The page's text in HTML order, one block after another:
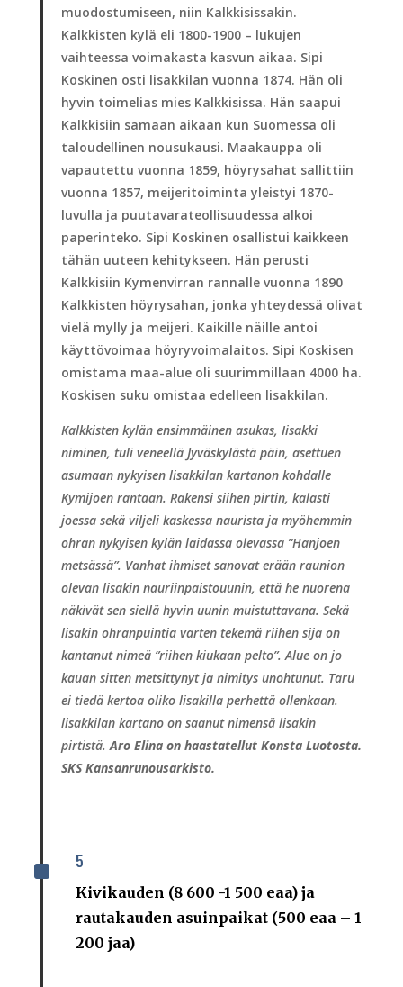
muodostumiseen, niin Kalkkisissakin.
Kalkkisten kylä eli 1800-1900 – lukujen
vaihteessa voimakasta kasvun aikaa. Sipi
Koskinen osti lisakkilan vuonna 1874. Hän oli
hyvin toimelias mies Kalkkisissa. Hän saapui
Kalkkisiin samaan aikaan kun Suomessa oli
taloudellinen nousukausi. Maakauppa oli
vapautettu vuonna 1859, höyrysahat sallittiin
vuonna 1857, meijeritoiminta yleistyi 1870-
luvulla ja puutavarateollisuudessa alkoi
paperinteko. Sipi Koskinen osallistui kaikkeen
tähän uuteen kehitykseen. Hän perusti
Kalkkisiin Kymenvirran rannalle vuonna 1890
Kalkkisten höyrysahan, jonka yhteydessä olivat
vielä mylly ja meijeri. Kaikille näille antoi
käyttövoimaa höyryvoimalaitos. Sipi Koskisen
omistama maa-alue oli suurimmillaan 4000 ha.
Koskisen suku omistaa edelleen lisakkilan.
Kalkkisten kylän ensimmäinen asukas, Iisakki
niminen, tuli veneellä Jyväskylästä päin, asettuen
asumaan nykyisen lisakkilan kartanon kohdalle
Kymijoen rantaan. Rakensi siihen pirtin, kalasti
joessa sekä viljeli kaskessa naurista ja myöhemmin
ohran nykyisen kylän laidassa olevassa ”Hanjoen
metsässä”. Vanhat ihmisetsanovat erään raunion
olevan lisakin nauriinpaistouunin, että he nuorena
näkivätsen siellä hyvin uunin muistuttavana. Sekä
lisakin ohranpuintia varten tekemä riihen sija on
kantanut nimeä ”riihen kiukaan pelto”. Alue on jo
kauan sitten metsittynyt ja nimitys unohtunut. Taru
ei tiedä kertoa oliko lisakilla perhettä ollenkaan.
lisakkilan kartano on saanut nimensä lisakin
pirtistä.Aro Elina on haastatellut Konsta Luotosta.
SKS Kansanrunousarkisto.
^ 5
Kivikauden (8 600 -1 500 eaa) ja
rautakauden asuinpaikat (500 eaa – 1
200 jaa)